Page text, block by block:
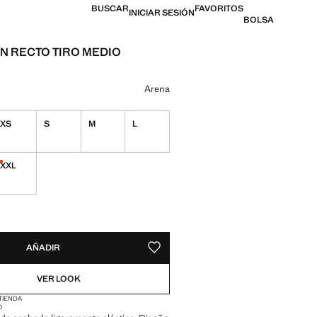
BUSCARINICIAR SESIÓNFAVORITOS
BOLSA
RECTO TIRO MEDIO
49.99 ]
color
Arena
¡Lo quiero!
XS S M L
XXL
¡Últimas unidades!
AÑADIR GUARDAR COMO FAVORITO
VER LOOK